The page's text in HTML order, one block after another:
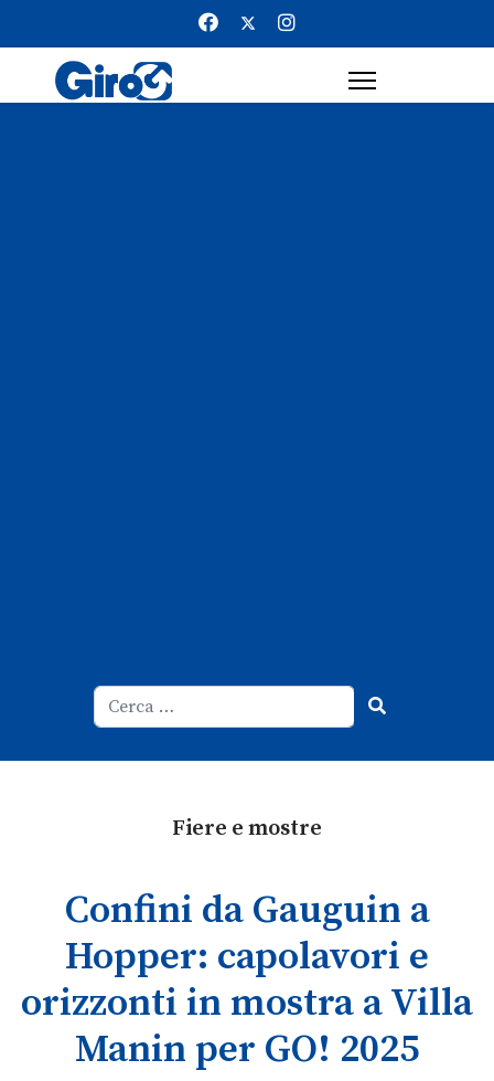
Fiere e mostre
Confini da Gauguin a
Hopper: capolavori e
orizzonti in mostra a Villa
Manin per GO! 2025